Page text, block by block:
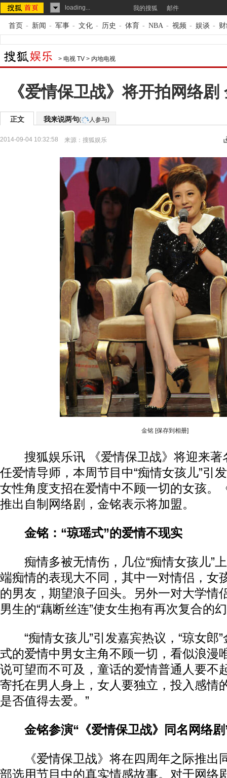
loading... 我的搜狐 邮件
首页 - 新闻 - 军事 - 文化 - 历史 - 体育 - NBA - 视频 - 娱谈 -
> 电视 TV > 内地电视
《爱情保卫战》将开拍网络
正文 我来说两句( 人参与)
2014-09-04 10:32:58 来源： 搜狐娱乐
金铭 [保存到相册]
搜狐娱乐讯 《爱情保卫战》将迎来著
任爱情导师，本周节目中“痴情女孩儿”引
女性角度支招在爱情中不顾一切的女孩。
推出自制网络剧，金铭表示将加盟。
金铭：“琼瑶式”的爱情不现实
痴情多被无情伤，几位“痴情女孩儿”
端痴情的表现大不同，其中一对情侣，女
的男友，期望浪子回头。另外一对大学情
男生的“藕断丝连”使女生抱有再次复合的
“痴情女孩儿”引发嘉宾热议，“琼女郎”
式的爱情中男女主角不顾一切，看似浪漫
说可望而不可及，童话的爱情普通人要不
寄托在男人身上，女人要独立，投入感情
是否值得去爱。”
金铭参演“《爱情保卫战》同名网络剧
《爱情保卫战》将在四周年之际推出
部选用节目中的真实情感故事。对于网络